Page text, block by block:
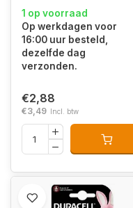
1 op voorraad
Op werkdagen voor
16:00 uur besteld,
dezelfde dag
verzonden.
€2,88
€3,49 Incl. btw